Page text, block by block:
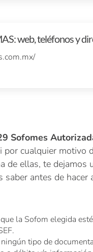
web, teléfonos y
Sofomes
por cualquier motivo
de ellas, te dejamos
saber antes de hacer
la Sofom elegida
tipo de